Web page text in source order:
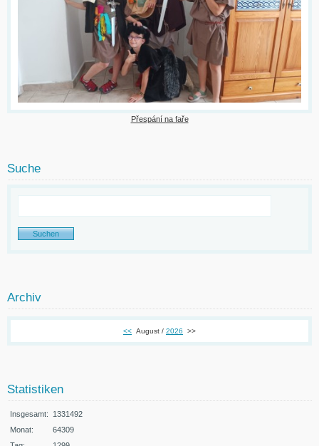
Přespání na faře
Suche
Archiv
<< August / 2026 >>
Statistiken
Insgesamt:
1331492
Monat:
64309